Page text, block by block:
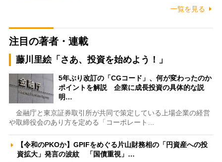
一覧を見る
注目の著者・連載
藤川里絵「さあ、投資を始めよう！」
5年ぶり改訂の「CGコード」、何が変わったのか
ポイントを解説 企業に成長投資の具体的な説
明…
金融庁と東京証券取引所が共同で策定している上場企業の経営
や取締役会のあり方を定める「コーポレート…
【令和のPKOか】GPIFをめぐる片山財務相の「円資産への投
資拡大」発言の波紋 「国債重視」…